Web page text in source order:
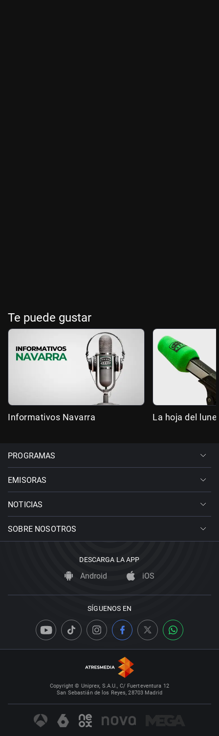
Te puede gustar
Informativos Navarra La hoja del
PROGRAMAS
EMISORAS
NOTICIAS
SOBRE NOSOTROS
DESCARGA LA APP
Android iOS
SÍGUENOS EN
Copyright © Uniprex, S.A.U., C/ Fuerteventura 12
San Sebastián de los Reyes, 28703 Madrid